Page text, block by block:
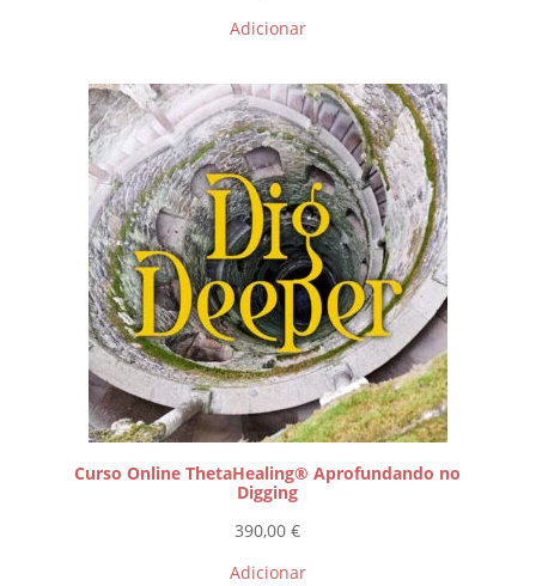
Adicionar
Curso Online ThetaHealing® Aprofundando no
Digging
390,00€
Adicionar